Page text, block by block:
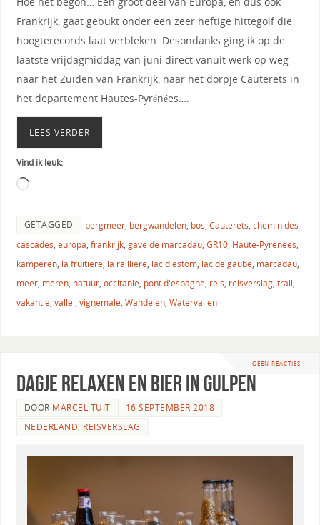
Frankrijk, gaat gebukt onder een zeer heftige hittegolf die
hoogterecords laat verbleken. Desondanks ging ik op de
laatste vrijdagmiddag van juni direct vanuit werk op weg
naar het Zuiden van Frankrijk, naar het dorpje Cauterets in
het departement Hautes-Pyrénées….
LEES VERDER
Vind ik leuk:
GETAGGED bergmeer, bergwandelen, bos, Cauterets, chemin des
cascades, europa, frankrijk, gave de marcadau, GR10, Haute-Pyrenees,
kamperen, la fruitiere, la railliere, lac d'estom, lac de gaube, marcadau,
meer, meren, natuur, occitanie, pont d'espagne, reis, reisverslag, trail,
vakantie, vallei, vignemale, Wandelen, Watervallen
GEEN REACTIES
Dagje relaxen en bier in Gulpen
DOOR MARCEL TUIT
16 SEPTEMBER 2018
NEDERLAND, REISVERSLAG